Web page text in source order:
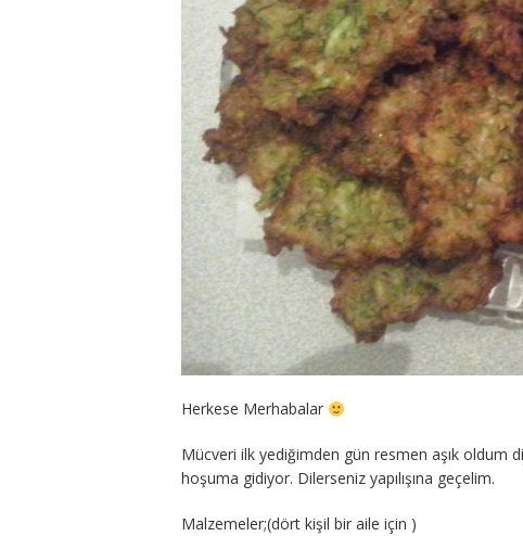
Herkese Merhabalar
Mücveri ilk yediğimden gün resmen aşık oldum
hoşuma gidiyor. Dilerseniz yapılışına geçelim.
Malzemeler;(dört kişil bir aile için )